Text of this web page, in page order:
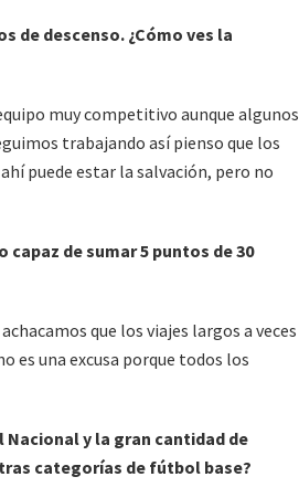
de descenso. ¿Cómo ves la
muy competitivo aunque algunos
trabajando así pienso que los
puede estar la salvación, pero no
capaz de sumar 5 puntos de 30
que los viajes largos a veces
es una excusa porque todos los
Nacional y la gran cantidad de
categorías de fútbol base?